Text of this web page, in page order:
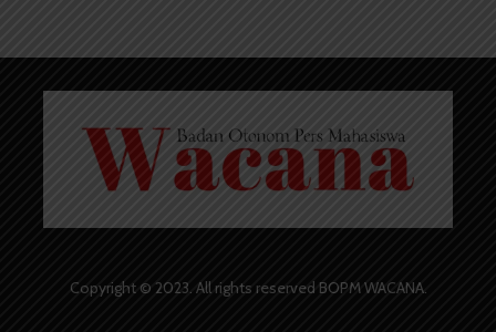
Copyright © 2023. All rights reserved BOPM WACANA.